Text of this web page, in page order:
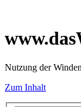
Nutzung der
Zum Inhalt